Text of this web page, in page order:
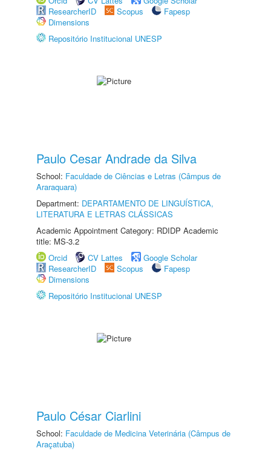
ResearcherID
Scopus
Fapesp
Dimensions
Repositório Institucional UNESP
Paulo Cesar Andrade da Silva
School: Faculdade de Ciências e Letras (Câmpus de
Araraquara)
Department: DEPARTAMENTO DE LINGUÍSTICA,
LITERATURA E LETRAS CLÁSSICAS
Academic Appointment Category: RDIDP Academic
title: MS-3.2
Orcid
CV Lattes
Google Scholar
ResearcherID
Scopus
Fapesp
Dimensions
Repositório Institucional UNESP
Paulo César Ciarlini
School: Faculdade de Medicina Veterinária (Câmpus de
Araçatuba)